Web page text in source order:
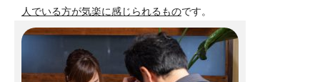
人でいる方が気楽に感じられるものです。